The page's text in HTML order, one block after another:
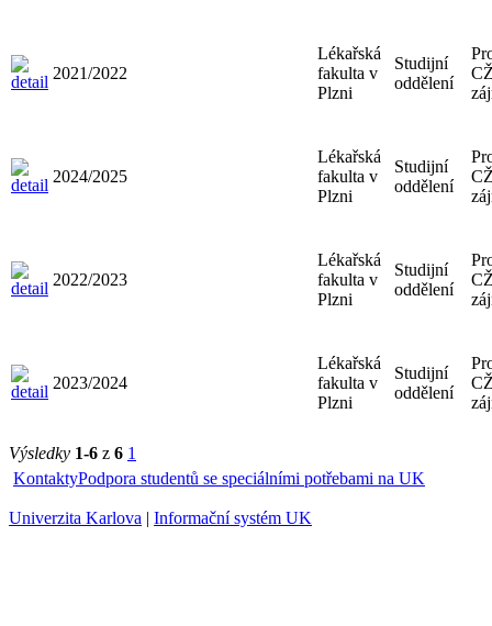
2021/2022
Lékařská
fakulta v
Plzni
Studijní
oddělení
2024/2025
Lékařská
fakulta v
Plzni
Studijní
oddělení
2022/2023
Lékařská
fakulta v
Plzni
Studijní
oddělení
2023/2024
Lékařská
fakulta v
Plzni
Studijní
oddělení
Výsledky 1-6 z 6 1
KontaktyPodpora studentů se speciálními potřebami na UK
Univerzita Karlova | Informační systém UK